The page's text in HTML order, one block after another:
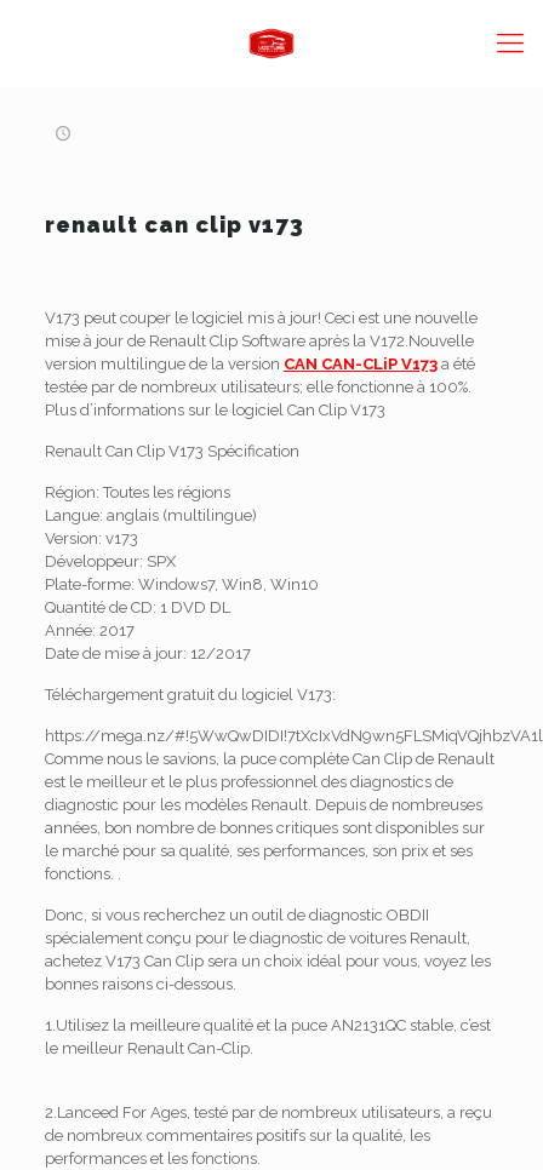
renault can clip v173
V173 peut couper le logiciel mis à jour! Ceci est une nouvelle
mise à jour de Renault Clip Software après la V172.Nouvelle
version multilingue de la version CAN CAN-CLiP V173a été
testée par de nombreux utilisateurs; elle fonctionne à 100%.
Plus d’informations sur le logiciel Can Clip V173
Renault Can Clip V173 Spécification
Région: Toutes les régions
Langue: anglais (multilingue)
Version: v173
Développeur: SPX
Plate-forme: Windows7, Win8, Win10
Quantité de CD: 1 DVD DL
Année: 2017
Date de mise à jour: 12/2017
Téléchargement gratuit du logiciel V173:
https://mega.nz/
Comme nous le savions, la puce complète Can Clip de Renault
est le meilleur et le plus professionnel des diagnostics de
diagnostic pour les modèles Renault. Depuis de nombreuses
années, bon nombre de bonnes critiques sont disponibles sur
le marché pour sa qualité, ses performances, son prix et ses
fonctions. .
Donc, si vous recherchez un outil de diagnostic OBDII
spécialement conçu pour le diagnostic de voitures Renault,
achetez V173 Can Clip sera un choix idéal pour vous, voyez les
bonnes raisons ci-dessous.
1.Utilisez la meilleure qualité et la puce AN2131QC stable, c’est
le meilleur Renault Can-Clip.
2.Lanceed For Ages, testé par de nombreux utilisateurs, a reçu
de nombreux commentaires positifs sur la qualité, les
performances et les fonctions.